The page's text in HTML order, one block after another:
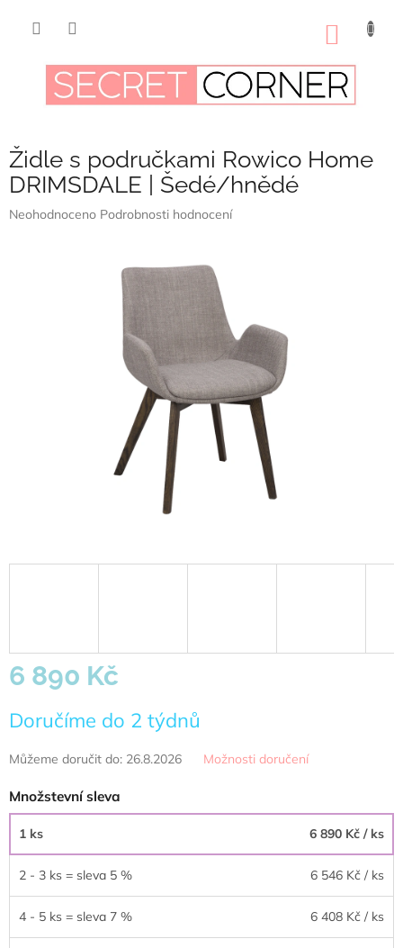
Židle s područkami Rowico Home
DRIMSDALE | Šedé/hnědé
Průměrné
Neohodnoceno Podrobnosti hodnocení
6 890 Kč
cena:
Doručíme do 2 týdnů
Můžeme doručit do: 26.8.2026 Možnosti doručení
Množstevní sleva
1 ks 6 890 Kč / ks
2 - 3 ks = sleva 5 % 6 546 Kč / ks
4 - 5 ks = sleva 7 % 6 408 Kč / ks